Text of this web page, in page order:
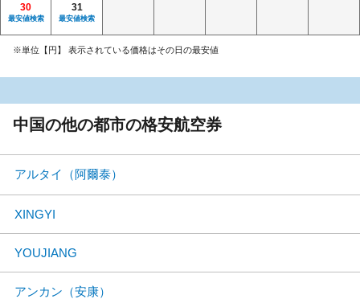
30
最安値検索
31
最安値検索
※単位【円】 表示されている価格はその日の最安値
中国の他の都市の格安航空券
アルタイ（阿爾泰）
XINGYI
YOUJIANG
アンカン（安康）